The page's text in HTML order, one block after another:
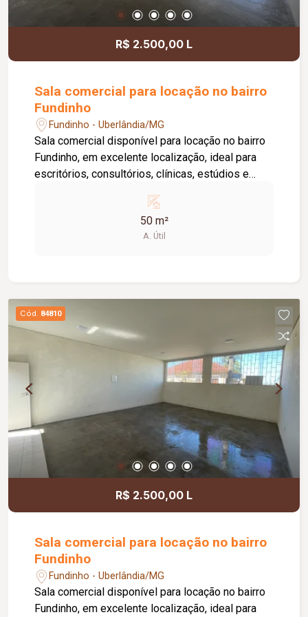
R$ 2.500,00 L
Sala comercial para locação no bairro
Fundinho
Fundinho - Uberlândia/MG
Sala comercial disponível para locação no bairro
Fundinho, em excelente localização, ideal para
escritórios, consultórios, clínicas, estúdios e
aproximadamente 50 m², forro em gesso, copa,
ponto de água, interfone e acesso por senha,
oferecendo praticidade e funcionalidade para o
banheiros feminino e masculino com
acessibilidade, controle de acesso facial, água
inclusa no condomínio, zelador e limpeza das
áreas comuns, copa, DML (Depósito de Material
de Limpeza), sistema de ronda, alarme, câmeras
de segurança e internet disponível. Como
diferencial, existe a possibilidade de ampliação
da área da sala, conforme a necessidade do
locatário. Entre em contato para mais
informações e agende uma visita.
50 m²
A. Útil
Cód. 84810
R$ 2.500,00 L
Sala comercial para locação no bairro
Fundinho
Fundinho - Uberlândia/MG
Sala comercial disponível para locação no bairro
Fundinho, em excelente localização, ideal para